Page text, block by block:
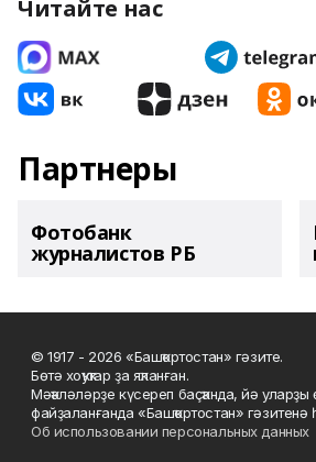
Читайте нас
Партнеры
Фотобанк
журналистов РБ
© 1917 - 2026 «Башҡортостан» гәзите.
Бөтә хоҡуҡтар ҙа яҡланған.
Мәҡәләләрҙе күсереп баҫҡанда, йә
файҙаланғанда «Башҡортостан» гәзитенә
Об использовании персональных данных